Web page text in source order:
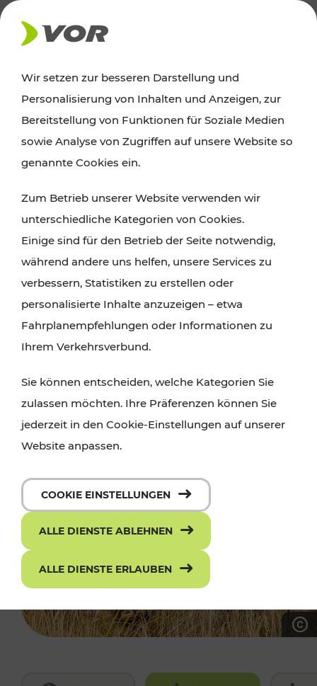
AKTUELLES
Ausflugstipps
Wien, Niederösterreich und das Burgenland
Wanderungen, Kultur und Gastronomie,
Radtouren oder purer Naturgenuss – viele
Attraktionen sind mit den Ticket- und Fahrplan-
Angeboten des VOR gut und schnell erreichbar.
Wir setzen zur besseren Darstellung und
Personalisierung von Inhalten und Anzeigen, zur
Bereitstellung von Funktionen für Soziale Medien
sowie Analyse von Zugriffen auf unsere Website so
genannte Cookies ein.
Zum Betrieb unserer Website verwenden wir
unterschiedliche Kategorien von Cookies.
Einige sind für den Betrieb der Seite notwendig,
während andere uns helfen, unsere Services zu
verbessern, Statistiken zu erstellen oder
personalisierte Inhalte anzuzeigen – etwa
Fahrplanempfehlungen oder Informationen zu
Ihrem Verkehrsverbund.
Sie können entscheiden, welche Kategorien Sie
zulassen möchten. Ihre Präferenzen können Sie
jederzeit in den Cookie-Einstellungen auf unserer
Website anpassen.
COOKIE EINSTELLUNGEN
ALLE DIENSTE ABLEHNEN
ALLE DIENSTE ERLAUBEN